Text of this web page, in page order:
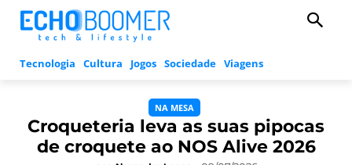
Tecnologia Cultura Jogos Sociedade Viagens
NA MESA
Croqueteria leva as suas pipocas
de croquete ao NOS Alive 2026